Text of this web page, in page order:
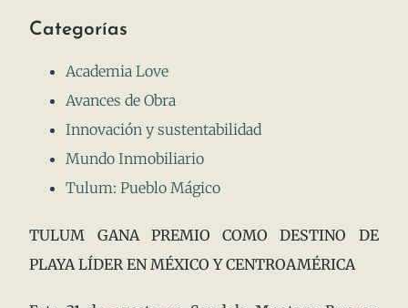
Categorías
Academia Love
Avances de Obra
Innovación y sustentabilidad
Mundo Inmobiliario
Tulum: Pueblo Mágico
TULUM GANA PREMIO COMO DESTINO DE
PLAYA LÍDER EN MÉXICO Y CENTROAMÉRICA